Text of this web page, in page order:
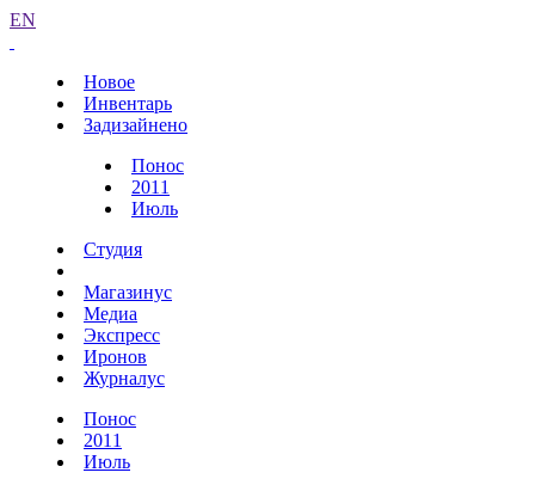
EN
Новое
Инвентарь
Задизайнено
Понос
2011
Июль
Студия
Магазинус
Медиа
Экспресс
Иронов
Журналус
Понос
2011
Июль